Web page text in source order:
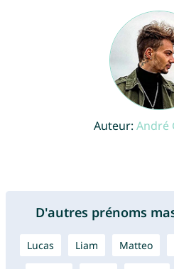
Auteur: André
D'autres prénoms
Lucas Liam Matteo